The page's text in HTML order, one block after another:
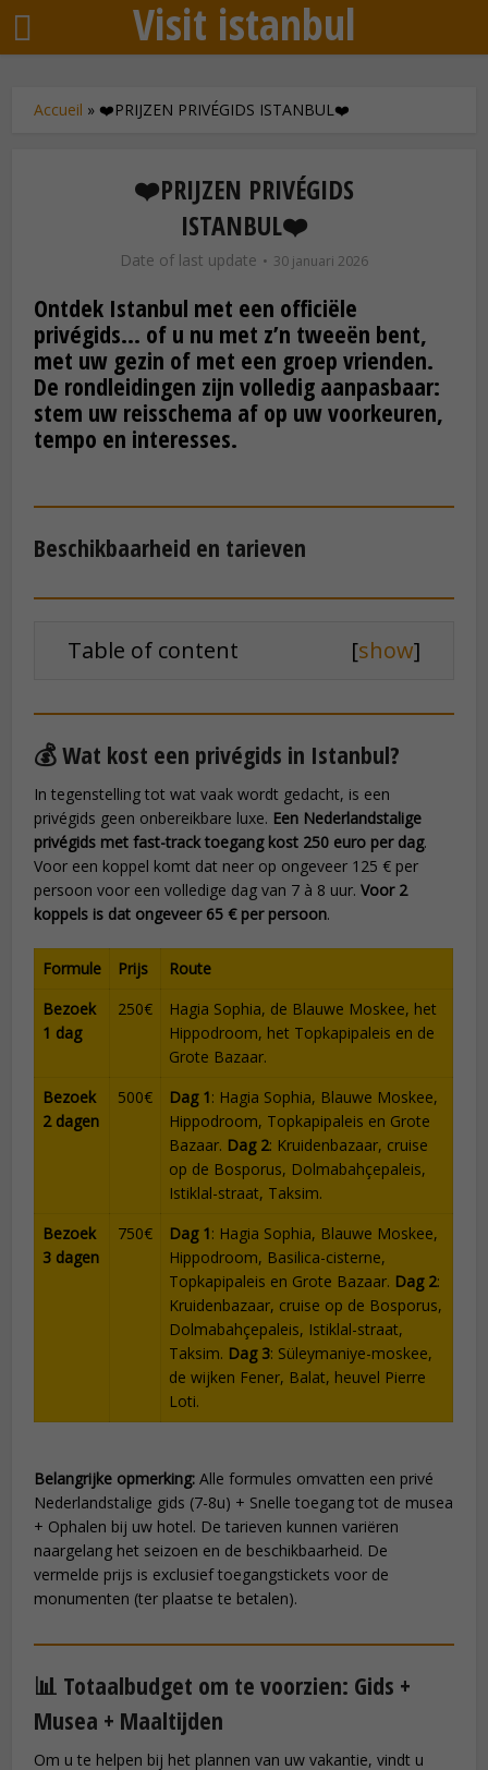
Visit istanbul
Accueil »❤️PRIJZEN PRIVÉGIDS ISTANBUL❤️
❤️PRIJZEN PRIVÉGIDS
ISTANBUL❤️
Date of last update 30 januari 2026
Ontdek Istanbul met een officiële
privégids… of u nu met z’n tweeën bent,
met uw gezin of met een groep vrienden.
De rondleidingen zijn volledig aanpasbaar:
stem uw reisschema af op uw voorkeuren,
tempo en interesses.
Beschikbaarheid en tarieven
Table of content [show]
💰 Wat kost een privégids in Istanbul?
In tegenstelling tot wat vaak wordt gedacht, is een
privégids geen onbereikbare luxe. Een Nederlandstalige
privégids met fast-track toegang kost 250 euro per dag.
Voor een koppel komt dat neer op ongeveer 125 € per
persoon voor een volledige dag van 7 à 8 uur.Voor 2
koppels is dat ongeveer 65 € per persoon.
Formule Prijs
Route
Bezoek
1 dag
250€
Hagia Sophia, de Blauwe Moskee, het
Hippodroom, het Topkapipaleis en de
Grote Bazaar.
Bezoek
2 dagen
500€ Dag 1: Hagia Sophia, Blauwe Moskee,
Hippodroom, Topkapipaleis en Grote
Bazaar. Dag 2: Kruidenbazaar, cruise
op de Bosporus, Dolmabahçepaleis,
Istiklal-straat, Taksim.
Bezoek
3 dagen
750€ Dag 1: Hagia Sophia, Blauwe Moskee,
Hippodroom, Basilica-cisterne,
Topkapipaleis en Grote Bazaar. Dag 2:
Kruidenbazaar, cruise op de Bosporus,
Dolmabahçepaleis, Istiklal-straat,
Taksim. Dag 3: Süleymaniye-moskee,
de wijken Fener, Balat, heuvel Pierre
Loti.
Belangrijke opmerking: Alle formules omvatten een privé
Nederlandstalige gids (7-8u) + Snelle toegang tot de musea
+ Ophalen bij uw hotel. De tarieven kunnen variëren
naargelang het seizoen en de beschikbaarheid. De
vermelde prijs is exclusief toegangstickets voor de
monumenten (ter plaatse te betalen).
📊 Totaalbudget om te voorzien: Gids +
Musea + Maaltijden
Om u te helpen bij het plannen van uw vakantie, vindt u